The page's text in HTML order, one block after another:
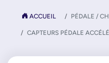
ACCUEIL PÉDALE /
CAPTEURS PÉDALE